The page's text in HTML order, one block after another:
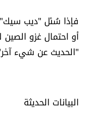
فإذا سُئل "ديب
أو احتمال غزو الصين
"الحديث عن شيء
البيانات الحديثة